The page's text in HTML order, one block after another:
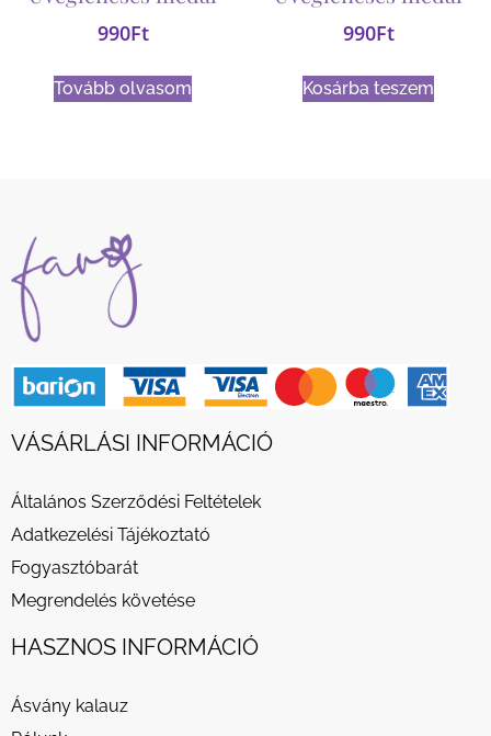
990Ft
Tovább olvasom
990Ft
Kosárba teszem
VÁSÁRLÁSI INFORMÁCIÓ
Általános Szerződési Feltételek
Adatkezelési Tájékoztató
Fogyasztóbarát
Megrendelés követése
HASZNOS INFORMÁCIÓ
Ásvány kalauz